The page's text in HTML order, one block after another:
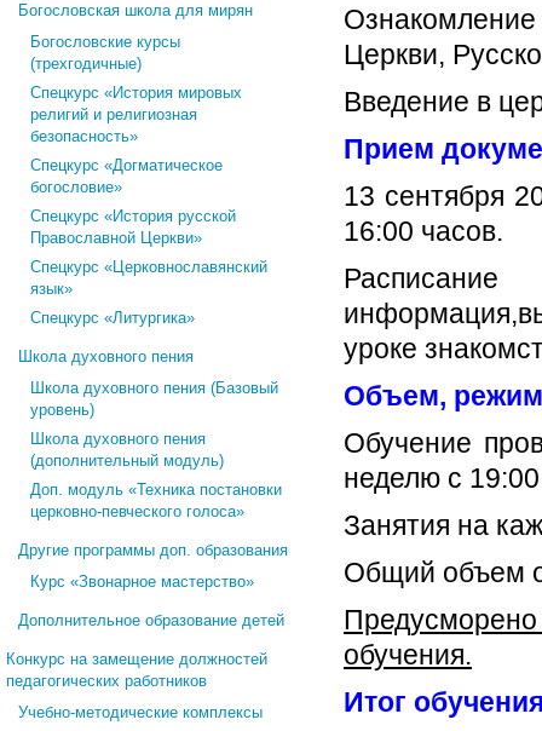
Церкви,
Введение в
Прием
13 сентября
16:00 часов.
уроке
Объем, режим
Обучение
неделю с
Занятия на
Общий объем
обучения.
Итог
Богословская школа для мирян
Богословские курсы
(трехгодичные)
Спецкурс «История мировых
религий и религиозная
безопасность»
Спецкурс «Догматическое
богословие»
Спецкурс «История русской
Православной Церкви»
Спецкурс «Церковнославянский
язык»
Спецкурс «Литургика»
Школа духовного пения
Школа духовного пения (Базовый
уровень)
Школа духовного пения
(дополнительный модуль)
Доп. модуль «Техника постановки
церковно-певческого голоса»
Другие программы доп. образования
Курс «Звонарное мастерство»
Дополнительное образование детей
Конкурс на замещение должностей
педагогических работников
Учебно-методические комплексы